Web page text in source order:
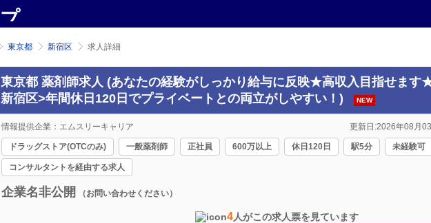
東京都 新宿区 求人詳細
東京都 薬剤師求人 (あなたの経験がしっかり給与に反映★高収入目指せます
新宿区>年間休日120日でプライベートとの両立がしやすい！)
NEW
情報提供企業：エムスリーキャリア 更新日:2026年08月
ドラッグストア(OTCのみ) 一般薬剤師 正社員 600万以上 休日120日 駅5分 未経験可
コンサルタントを経由する求人
企業名非公開 （お問い合わせください）
4人がこの求人票を見ています